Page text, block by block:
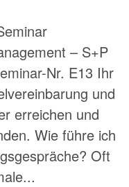
– S+P
Nr. E13 Ihr
und
erreichen und
Wie führe ich
Oft